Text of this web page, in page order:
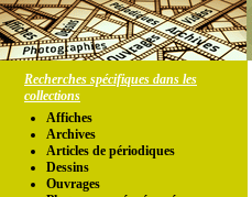
Recherches spécifiques dans les
collections
Affiches
Archives
Articles de périodiques
Dessins
Ouvrages